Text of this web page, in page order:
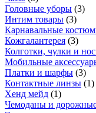
Головные уборы (3)
Интим товары (3)
Карнавальные
Кожгалантерея (3)
Колготки, чулки и
Мобильные
Платки и шарфы (3)
Контактные линзы (1)
Хенд мейд (1)
Чемоданы и